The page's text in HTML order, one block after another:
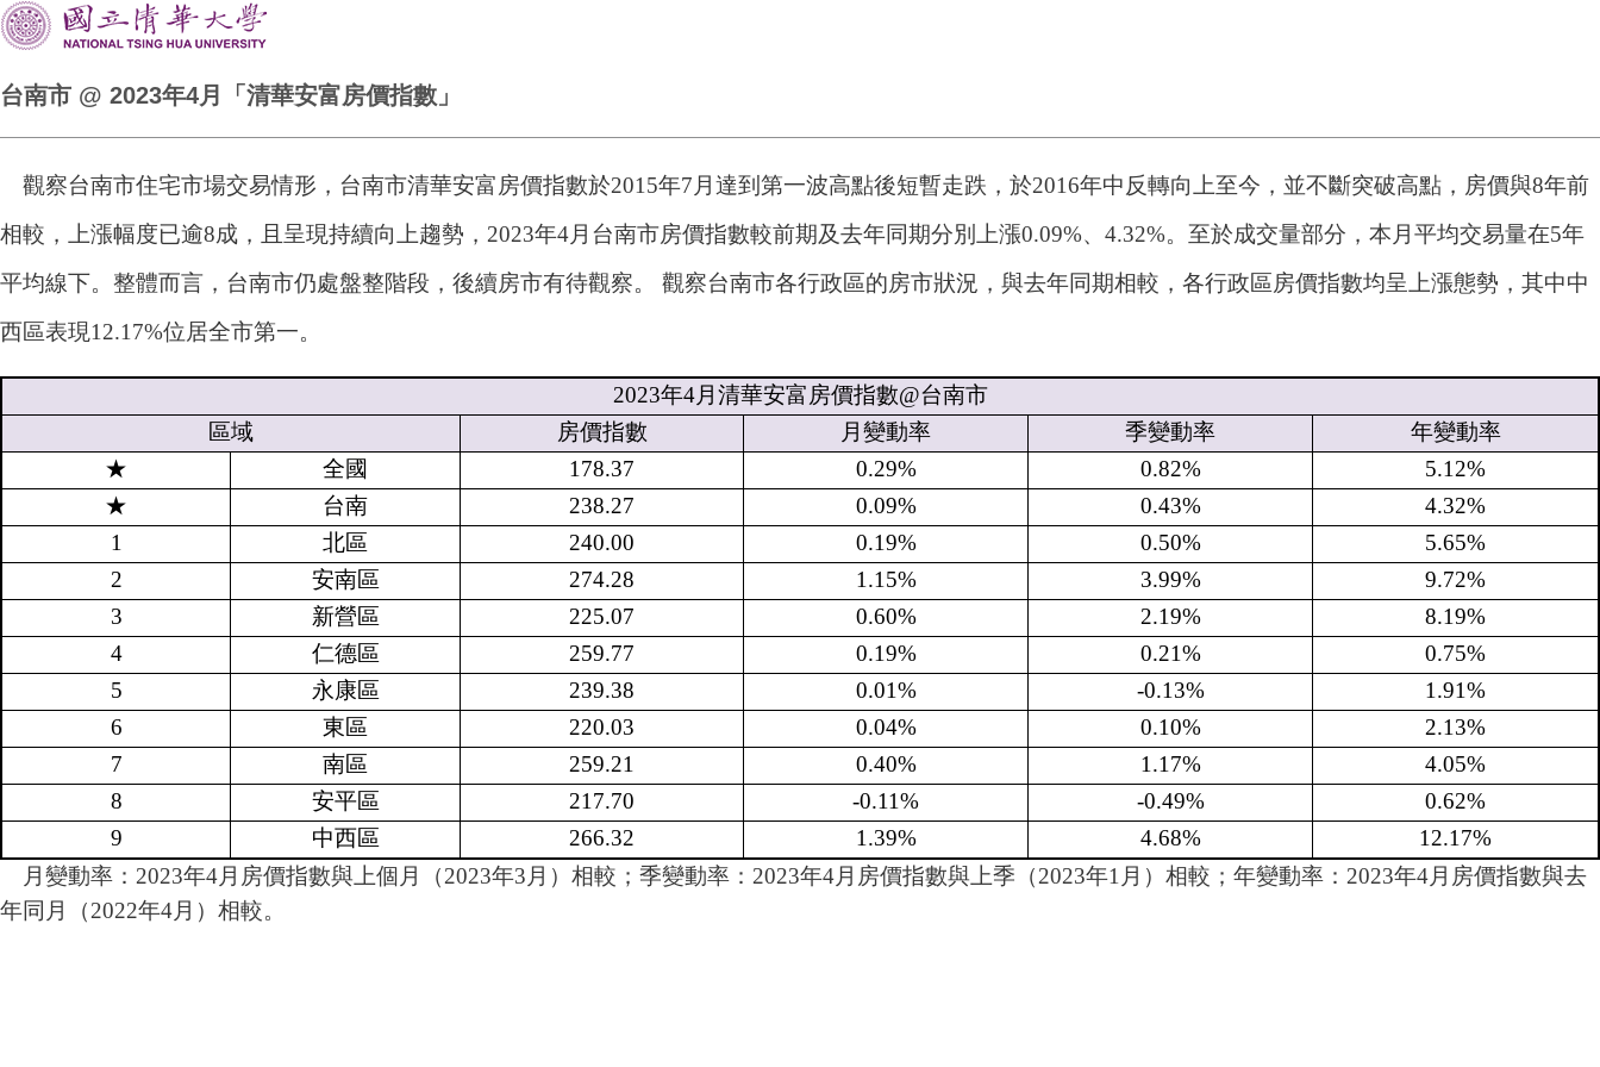
台南市 @ 2023年4月「清華安富房價指數」
觀察台南市住宅市場交易情形，台南市清華安富房價指數於2015年7月達到第一波高點後短暫走跌，於2016年中反轉向上至今，並不斷突破高點，房價與8年前
相較，上漲幅度已逾8成，且呈現持續向上趨勢，2023年4月台南市房價指數較前期及去年同期分別上漲0.09%、4.32%。至於成交量部分，本月平均交易量在5年
平均線下。整體而言，台南市仍處盤整階段，後續房市有待觀察。 觀察台南市各行政區的房市狀況，與去年同期相較，各行政區房價指數均呈上漲態勢，其中中
西區表現12.17%位居全市第一。
2023年4月清華安富房價指數@台南市
區域
房價指數 月變動率 季變動率
年變動率
★
全國 178.37 0.29% 0.82%
5.12%
★
台南 238.27 0.09% 0.43%
4.32%
1
北區 240.00 0.19% 0.50%
5.65%
2
安南區 274.28 1.15% 3.99%
9.72%
3
新營區 225.07 0.60% 2.19%
8.19%
4
仁德區 259.77 0.19% 0.21%
0.75%
5
永康區 239.38 0.01% -0.13%
1.91%
6
東區 220.03 0.04% 0.10%
2.13%
7
南區 259.21 0.40% 1.17%
4.05%
8
安平區 217.70 -0.11% -0.49%
0.62%
9
中西區 266.32 1.39% 4.68%
12.17%
月變動率：2023年4月房價指數與上個月（2023年3月）相較；季變動率：2023年4月房價指數與上季（2023年1月）相較；年變動率：2023年4月房價指數與去
年同月（2022年4月）相較。